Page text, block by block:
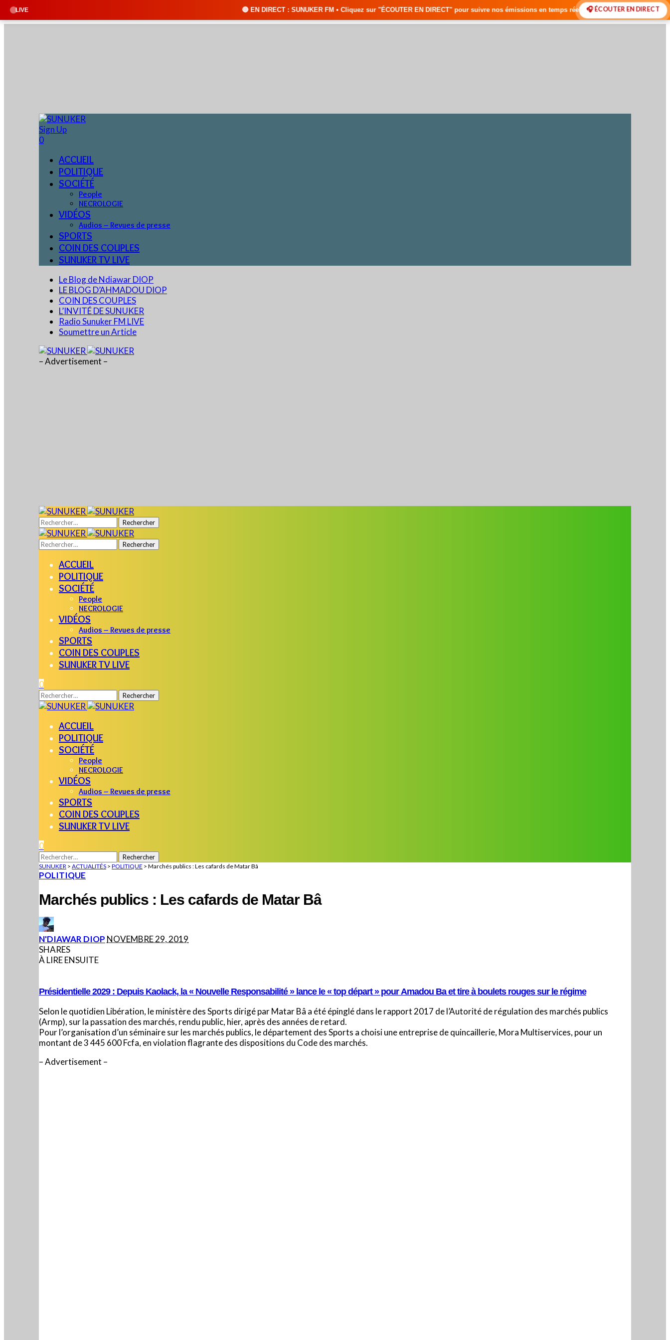
LIVE 🔴 EN DIRECT : SUNUKER FM • Cliquez sur "ÉCOUTER EN DIRECT" pour suivre nos émissions en temps réel • 🇸🇳 Actualités du Sénégal • 🌍
🎧 ÉCOUTER EN DIRECT
Sign Up
0
ACCUEIL
POLITIQUE
SOCIÉTÉ
People
NECROLOGIE
VIDÉOS
Audios – Revues de presse
SPORTS
COIN DES COUPLES
SUNUKER TV LIVE
Le Blog de Ndiawar DIOP
LE BLOG D’AHMADOU DIOP
COIN DES COUPLES
L’INVITÉ DE SUNUKER
Radio Sunuker FM LIVE
Soumettre un Article
– Advertisement –
Rechercher :
Rechercher :
ACCUEIL
POLITIQUE
SOCIÉTÉ
People
NECROLOGIE
VIDÉOS
Audios – Revues de presse
SPORTS
COIN DES COUPLES
SUNUKER TV LIVE
0
Rechercher :
ACCUEIL
POLITIQUE
SOCIÉTÉ
People
NECROLOGIE
VIDÉOS
Audios – Revues de presse
SPORTS
COIN DES COUPLES
SUNUKER TV LIVE
0
Rechercher :
SUNUKER > ACTUALITÉS > POLITIQUE > Marchés publics : Les cafards de Matar Bâ
POLITIQUE
Marchés publics : Les cafards de Matar Bâ
POSTED
BY
N'DIAWAR DIOP NOVEMBRE 29, 2019
SHARES
À LIRE ENSUITE
Présidentielle 2029 : Depuis Kaolack, la « Nouvelle Responsabilité » lance le « top départ » pour Amadou Ba et tire à boulets rouges sur le régime
Selon le quotidien Libération, le ministère des Sports dirigé par Matar Bâ a été épinglé dans le rapport 2017 de l’Autorité de régulation des marchés publics
(Armp), sur la passation des marchés, rendu public, hier, après des années de retard.
Pour l’organisation d’un séminaire sur les marchés publics, le département des Sports a choisi une entreprise de quincaillerie, Mora Multiservices, pour un
montant de 3 445 600 Fcfa, en violation flagrante des dispositions du Code des marchés.
– Advertisement –